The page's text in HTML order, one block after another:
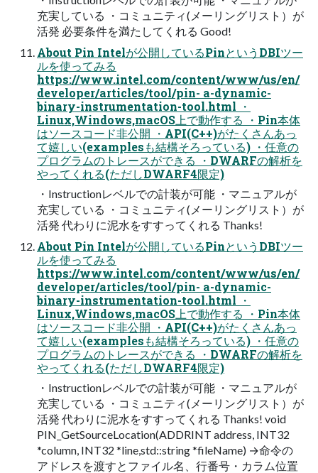
充実している ・コミュニティ(メーリングリスト）が
活発 必要条件を満たしてくれる Good!
About Pin Intelが公開しているPinというDBIツー
ルを使ってみる
https://www.intel.com/content/www/us/en/
developer/articles/tool/pin- a-dynamic-
binary-instrumentation-tool.html ・
Linux,Windows,macOS上で動作する ・Pin本体
はソースコード非公開 ・API(C++)がたくさんあっ
て嬉しい(examplesも結構そろっている) ・任意の
プログラムのトレースができる ・DWARFの解析を
やってくれる(ただしDWARF4限定)
・Instructionレベルでの計装が可能 ・マニュアルが
充実している ・コミュニティ(メーリングリスト）が
活発 代わりに泥水をすすってくれる Thanks!
About Pin Intelが公開しているPinというDBIツー
ルを使ってみる
https://www.intel.com/content/www/us/en/
developer/articles/tool/pin- a-dynamic-
binary-instrumentation-tool.html ・
Linux,Windows,macOS上で動作する ・Pin本体
はソースコード非公開 ・API(C++)がたくさんあっ
て嬉しい(examplesも結構そろっている) ・任意の
プログラムのトレースができる ・DWARFの解析を
やってくれる(ただしDWARF4限定)
・Instructionレベルでの計装が可能 ・マニュアルが
充実している ・コミュニティ(メーリングリスト）が
活発 代わりに泥水をすすってくれる Thanks! void
PIN_GetSourceLocation(ADDRINT address, INT32
*column, INT32 *line,std::string *fileName) →命令の
アドレスを渡すとファイル名、行番号・カラム位置